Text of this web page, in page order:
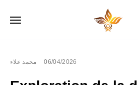
محمد علاء 06/04/2026